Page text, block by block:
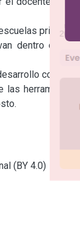
primarias
dentro de una
concreto
herramientas
(BY 4.0)